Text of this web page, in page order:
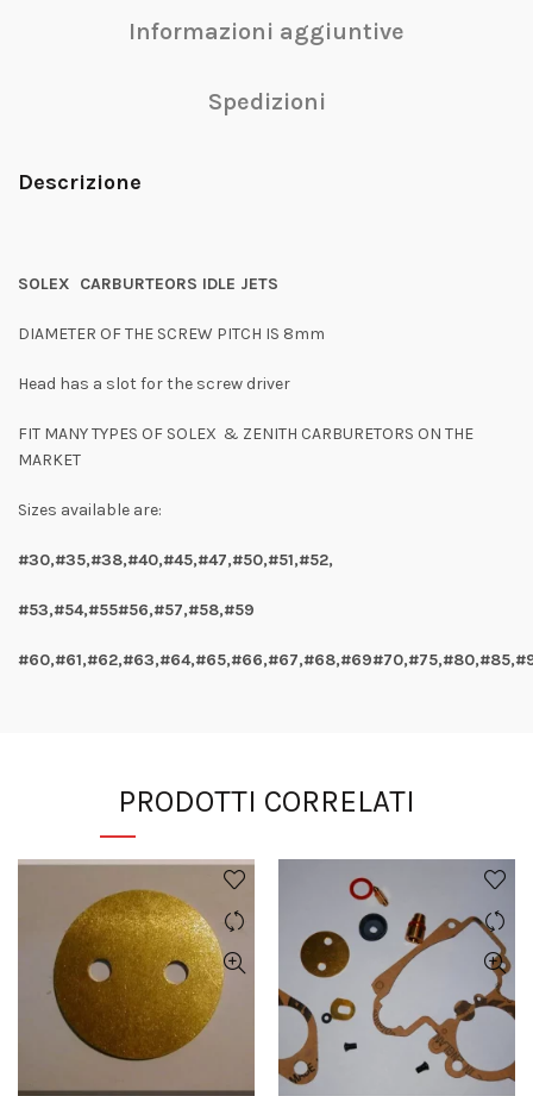
Informazioni aggiuntive
Spedizioni
Descrizione
SOLEX CARBURTEORS IDLE JETS
DIAMETER OF THE SCREW PITCH IS 8mm
Head has a slot for the screw driver
FIT MANY TYPES OF SOLEX & ZENITH CARBURETORS ON THE
MARKET
Sizes available are:
#30,#35,#38,#40,#45,#47,#50,#51,#52,
#53,#54,#55#56,#57,#58,#59
PRODOTTI CORRELATI